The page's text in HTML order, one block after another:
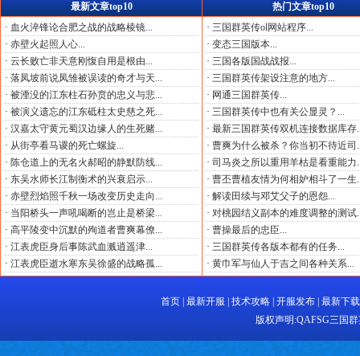
最新文章top10
热门文章top10
· 血火淬锋论合肥之战的战略棱镜...
· 赤壁火起照人心...
· 云长败亡非天意刚愎自用是根由...
· 落凤坡前说凤雏被误读的奇才与天...
· 被湮没的江东柱石孙贲的忠义与悲...
· 被演义遗忘的江东砥柱太史慈之死...
· 汉嘉太守黄元蜀汉边缘人的生死赌...
· 从街亭看马谡的死亡螺旋...
· 陈仓道上的无名火郝昭的静默防线...
· 东吴水师长江制衡术的兴衰启示...
· 赤壁烈焰照千秋一场改变历史走向...
· 当阳桥头一声吼喝断的岂止是桥梁...
· 高平陵变中沉默的殉道者曹爽幕僚...
· 江表虎臣身后事陈武血溅逍遥津...
· 江表虎臣逝水寒东吴徐盛的战略孤...
· 三国群英传ol网站程序...
· 变态三国版本...
· 三国各版国战战报...
· 三国群英传架设注意的地方...
· 网通三国群英传...
· 三国群英传中也有关公显灵？...
· 最新三国群英传双机连接数据库存
· 曹爽为什么被杀？你当初不待近司
· 司马炎之所以重用羊枯是看重能力
· 曹丕曹植友情为何相妒相斗了一生
· 解读田续与邓艾父子的恩怨...
· 对桃园结义副本的难度调整的测试
· 曹操最后的忠臣...
· 三国群英传各版本都有的任务...
· 黄巾军与仙人于吉之间各种关系...
首页| 最新开服 技术攻略| 开服发布| 最新下载
版权声明:QAFSG三国